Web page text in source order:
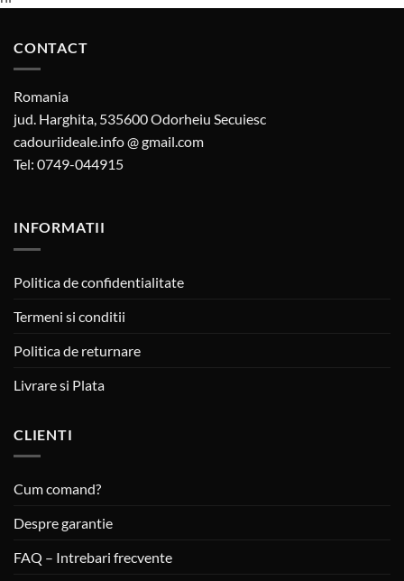
CONTACT
Romania
jud. Harghita, 535600 Odorheiu Secuiesc
cadouriideale.info @ gmail.com
Tel: 0749-044915
INFORMATII
Politica de confidentialitate
Termeni si conditii
Politica de returnare
Livrare si Plata
CLIENTI
Cum comand?
Despre garantie
FAQ – Intrebari frecvente